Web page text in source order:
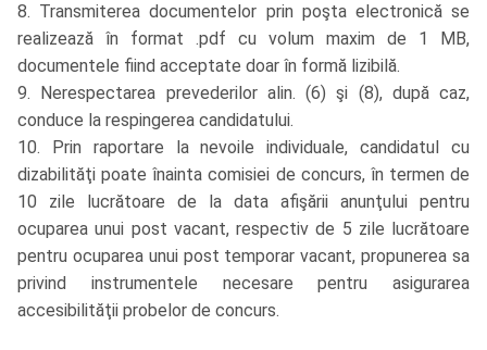
8. Transmiterea documentelor prin poşta electronică se
realizează în format .pdf cu volum maxim de 1 MB,
documentele fiind acceptate doar în formă lizibilă.
9. Nerespectarea prevederilor alin. (6) şi (8), după caz,
conduce la respingerea candidatului.
10. Prin raportare la nevoile individuale, candidatul cu
dizabilităţi poate înainta comisiei de concurs, în termen de
10 zile lucrătoare de la data afişării anunţului pentru
ocuparea unui post vacant, respectiv de 5 zile lucrătoare
pentru ocuparea unui post temporar vacant, propunerea sa
privind instrumentele necesare pentru asigurarea
accesibilităţii probelor de concurs.